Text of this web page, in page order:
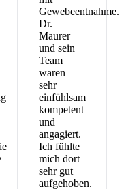
Gewebeentnahme.
Dr.
Maurer
und sein
Team
waren
sehr
einfühlsam
kompetent
und
angagiert.
Ich fühlte
mich dort
sehr gut
aufgehoben.